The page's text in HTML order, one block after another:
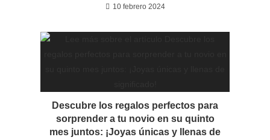
10 febrero 2024
Descubre los regalos perfectos para
sorprender a tu novio en su quinto
mes juntos: ¡Joyas únicas y llenas de